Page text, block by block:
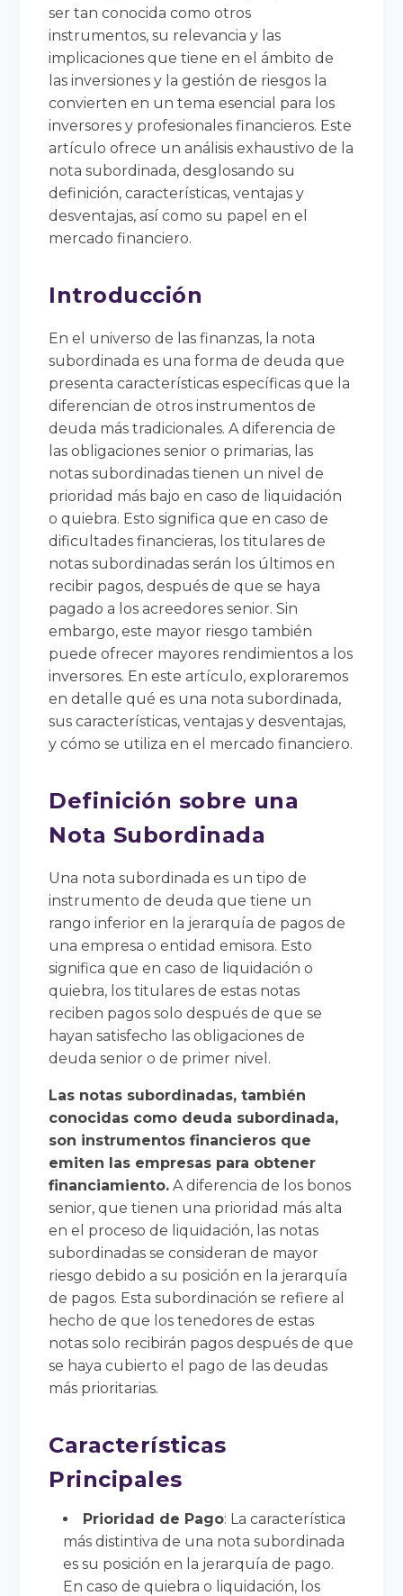
ser tan conocida como otros
instrumentos, su relevancia y las
implicaciones que tiene en el ámbito de
las inversiones y la gestión de riesgos la
convierten en un tema esencial para los
inversores y profesionales financieros. Este
artículo ofrece un análisis exhaustivo de la
nota subordinada, desglosando su
definición, características, ventajas y
desventajas, así como su papel en el
mercado financiero.
Introducción
En el universo de las finanzas, la nota
subordinada es una forma de deuda que
presenta características específicas que la
diferencian de otros instrumentos de
deuda más tradicionales. A diferencia de
las obligaciones senior o primarias, las
notas subordinadas tienen un nivel de
prioridad más bajo en caso de liquidación
o quiebra. Esto significa que en caso de
dificultades financieras, los titulares de
notas subordinadas serán los últimos en
recibir pagos, después de que se haya
pagado a los acreedores senior. Sin
embargo, este mayor riesgo también
puede ofrecer mayores rendimientos a los
inversores. En este artículo, exploraremos
en detalle qué es una nota subordinada,
sus características, ventajas y desventajas,
y cómo se utiliza en el mercado financiero.
Definición sobre una
Nota Subordinada
Una nota subordinada es un tipo de
instrumento de deuda que tiene un
rango inferior en la jerarquía de pagos de
una empresa o entidad emisora. Esto
significa que en caso de liquidación o
quiebra, los titulares de estas notas
reciben pagos solo después de que se
hayan satisfecho las obligaciones de
deuda senior o de primer nivel.
Las notas subordinadas, también
conocidas como deuda subordinada,
son instrumentos financieros que
emiten las empresas para obtener
financiamiento. A diferencia de los bonos
senior, que tienen una prioridad más alta
en el proceso de liquidación, las notas
subordinadas se consideran de mayor
riesgo debido a su posición en la jerarquía
de pagos. Esta subordinación se refiere al
hecho de que los tenedores de estas
notas solo recibirán pagos después de que
se haya cubierto el pago de las deudas
más prioritarias.
Características
Principales
Prioridad de Pago: La característica
más distintiva de una nota subordinada
es su posición en la jerarquía de pago.
En caso de quiebra o liquidación, los